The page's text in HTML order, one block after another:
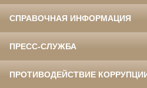
СПРАВОЧНАЯ ИНФОРМАЦИЯ
ПРЕСС-СЛУЖБА
ПРОТИВОДЕЙСТВИЕ